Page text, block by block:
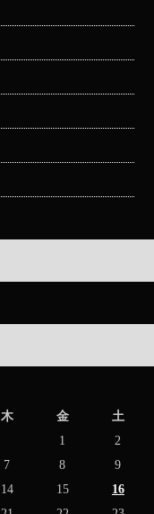
木 金 土
1
2
7 8
9
14 15
16